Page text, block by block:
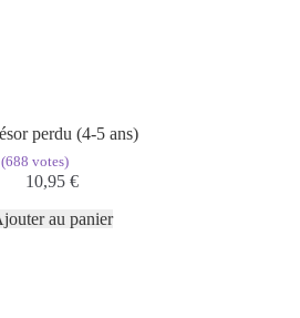
perdu (4-5 ans)
votes)
10,95 €
au panier